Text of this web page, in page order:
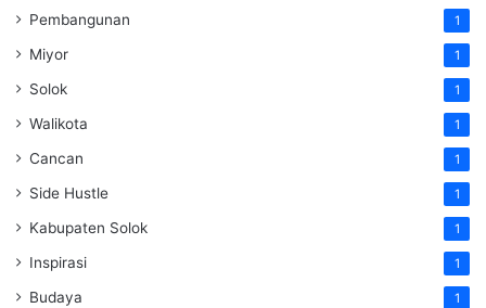
Pembangunan 1
Miyor 1
Solok 1
Walikota 1
Cancan 1
Side Hustle 1
Kabupaten Solok 1
Inspirasi 1
Budaya 1